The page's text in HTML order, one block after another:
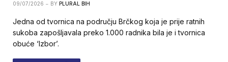
09/07/2026 BY PLURAL BIH
Jedna od tvornica na području Brčkog koja je prije ratnih
sukoba zapošljavala preko 1.000 radnika bila je i tvornica
obuće ‘Izbor’.